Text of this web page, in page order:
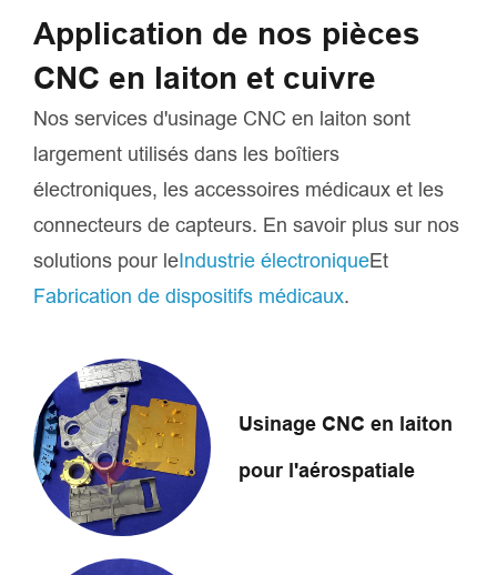
Application de nos pièces
CNC en laiton et cuivre
Nos services d'usinage CNC en laiton sont
largement utilisés dans les boîtiers
électroniques, les accessoires médicaux et les
connecteurs de capteurs. En savoir plus sur nos
solutions pour leIndustrie électroniqueEt
Fabrication de dispositifs médicaux.
Usinage CNC en laiton
pour l'aérospatiale